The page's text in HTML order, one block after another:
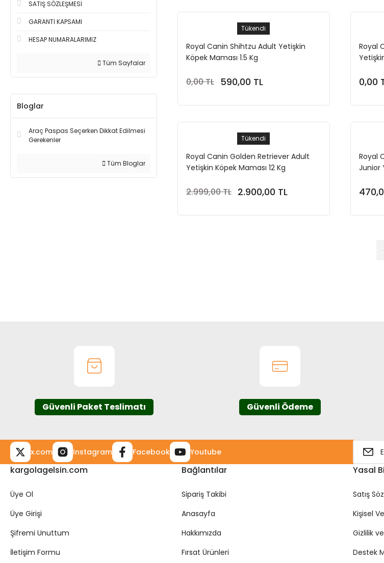
SATIŞ SÖZLEŞMESİ
GARANTİ KAPSAMI
HESAP NUMARALARIMIZ
Tüm Sayfalar
Bloglar
Araç Paspas Seçerken Dikkat Edilmesi
Gerekenler
Tüm Bloglar
Tükendi
Royal Canin Shihtzu Adult Yetişkin
Köpek Maması 1.5 Kg
0,00 TL 590,00 TL
Stokta Yok
Royal
0,00
Tükendi
Royal Canin Golden Retriever Adult
Yetişkin Köpek Maması 12 Kg
2.999,00 TL 2.900,00 TL
Stokta Yok
Royal
Junior
Güvenli Paket Teslimatı Güvenli Ödeme
x.com Instagram Facebook Youtube
kargolagelsin.com
Üye Ol
Üye Girişi
Şifremi Unuttum
İletişim Formu
Bağlantılar
Sipariş Takibi
Anasayfa
Hakkımızda
Fırsat Ürünleri
Yasal
Satış
Kişisel
Gizlilik
Destek